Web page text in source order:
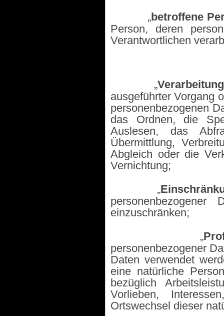
„betroffene
Person, deren
Verantwortlichen
„Verarbeitung
ausgeführter Vorgang
personenbezogenen
das Ordnen, die
Auslesen, das
Übermittlung,
Abgleich oder die
Vernichtung;
„
einzuschränken;
„
personenbezogener
Daten verwendet
eine natürliche
bezüglich
Vorlieben,
Ortswechsel dieser